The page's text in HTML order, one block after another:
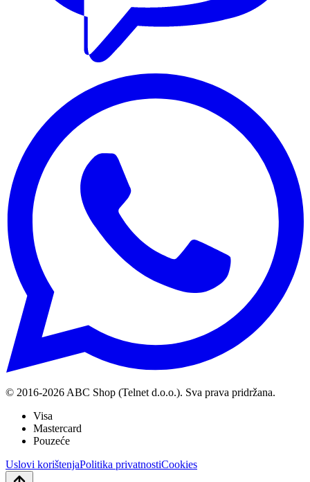
© 2016-2026ABC Shop (Telnet d.o.o.). Sva prava pridržana.
Visa
Mastercard
Pouzeće
Uslovi korištenjaPolitika privatnostiCookies